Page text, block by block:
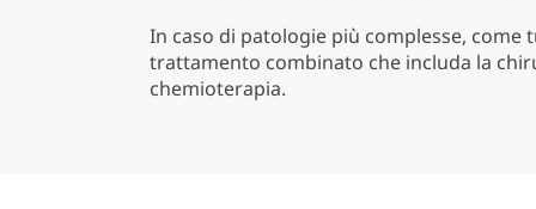
In caso di patologie più complesse, come
trattamento combinato che includa la
chemioterapia.